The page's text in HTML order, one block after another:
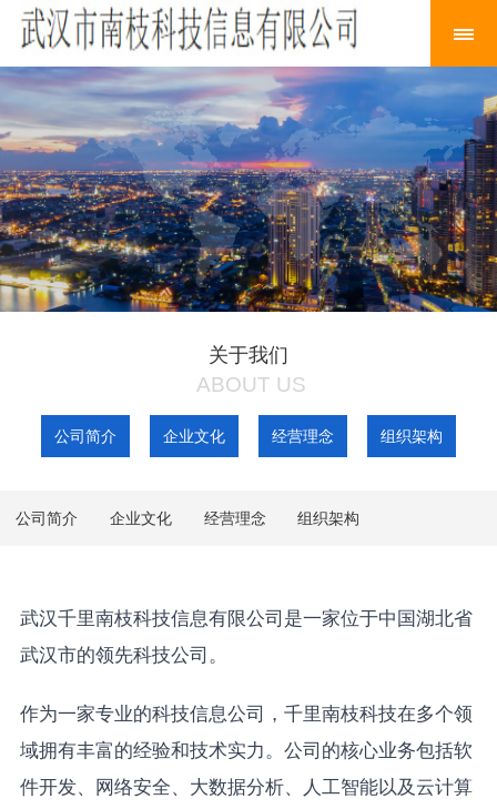
关于我们
ABOUT US
公司简介 企业文化 经营理念 组织架构
公司简介 企业文化 经营理念 组织架构
武汉千里南枝科技信息有限公司是一家位于中国湖北省
武汉市的领先科技公司。
作为一家专业的科技信息公司，千里南枝科技在多个领
域拥有丰富的经验和技术实力。公司的核心业务包括软
件开发、网络安全、大数据分析、人工智能以及云计算